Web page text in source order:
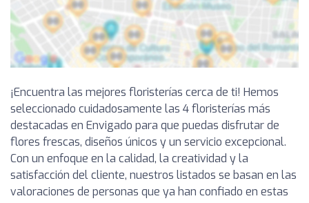
¡Encuentra las mejores floristerías cerca de ti! Hemos
seleccionado cuidadosamente las 4 floristerías más
destacadas en Envigado para que puedas disfrutar de
flores frescas, diseños únicos y un servicio excepcional.
Con un enfoque en la calidad, la creatividad y la
satisfacción del cliente, nuestros listados se basan en las
valoraciones de personas que ya han confiado en estas